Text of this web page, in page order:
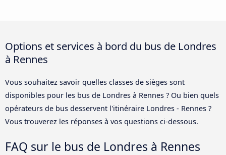
Options et services à bord du bus de Londres
à Rennes
Vous souhaitez savoir quelles classes de sièges sont
disponibles pour les bus de Londres à Rennes ? Ou bien quels
opérateurs de bus desservent l'itinéraire Londres - Rennes ?
Vous trouverez les réponses à vos questions ci-dessous.
FAQ sur le bus de Londres à Rennes